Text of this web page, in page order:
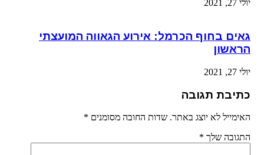
יולי 27, 2021
גאים בחוף הכרמל: אירוע הגאווה המועצתי
הראשון
יולי 27, 2021
כתיבת תגובה
האימייל לא יוצג באתר. שדות החובה מסומנים *
התגובה שלך *